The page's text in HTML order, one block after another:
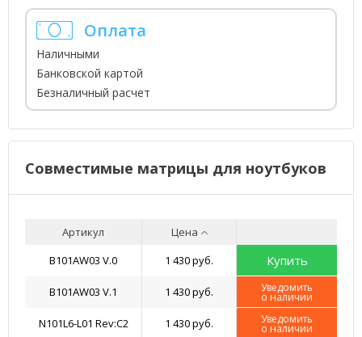
Оплата
Наличными
Банковской картой
Безналичный расчет
Совместимые матрицы для ноутбуков
Артикул
Цена
B101AW03 V.0
1 430 руб. Купить
B101AW03 V.1 1 430 руб. Уведомить
о наличии
N101L6-L01 Rev:C2 1 430 руб. Уведомить
о наличии